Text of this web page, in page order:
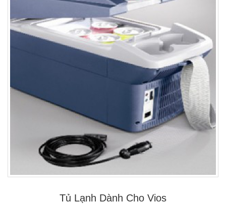
Tủ Lạnh Dành Cho Vios